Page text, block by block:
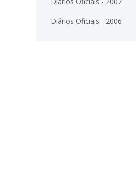
Diários Oficiais - 2006